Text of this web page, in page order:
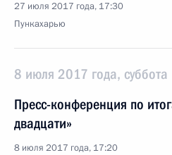
27 июля 2017 года, 17:30
Пункахарью
8 июля 2017 года, суббота
Пресс-конференция по
двадцати»
8 июля 2017 года, 17:20